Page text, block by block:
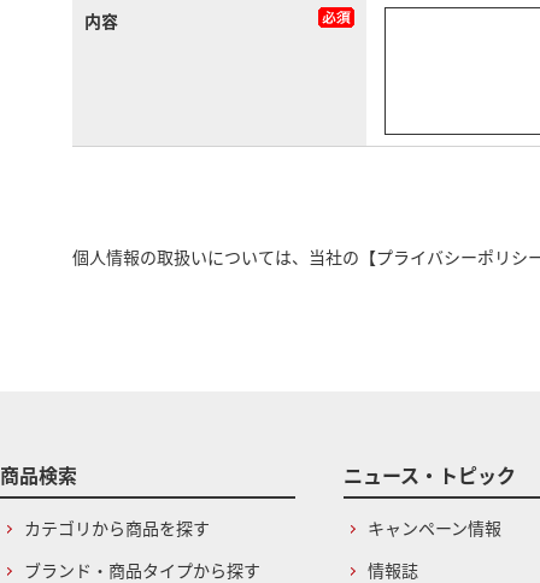
内容
個人情報の取扱いについては、当社の 【プライバシーポリシ
商品検索
カテゴリから商品を探す
ブランド・商品タイプから探す
ニュース・トピック
キャンペーン情報
情報誌